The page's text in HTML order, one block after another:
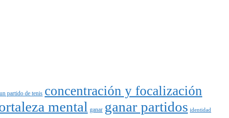
partido de tenis concentración y focalización
mental ganar ganar partidos identidad